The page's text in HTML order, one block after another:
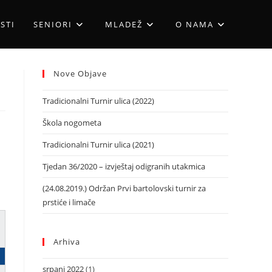
SENIORI MLADEŽ O NAMA
Nove Objave
Tradicionalni Turnir ulica (2022)
Škola nogometa
Tradicionalni Turnir ulica (2021)
Tjedan 36/2020 – izvještaj odigranih utakmica
(24.08.2019.) Održan Prvi bartolovski turnir za
prstiće i limače
Arhiva
srpanj 2022(1)